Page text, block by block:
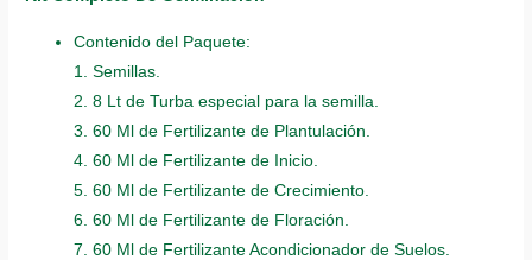
Contenido del Paquete:
1. Semillas.
2. 8 Lt de Turba especial para la semilla.
3. 60 Ml de Fertilizante de Plantulación.
4. 60 Ml de Fertilizante de Inicio.
5. 60 Ml de Fertilizante de Crecimiento.
6. 60 Ml de Fertilizante de Floración.
7. 60 Ml de Fertilizante Acondicionador de Suelos.